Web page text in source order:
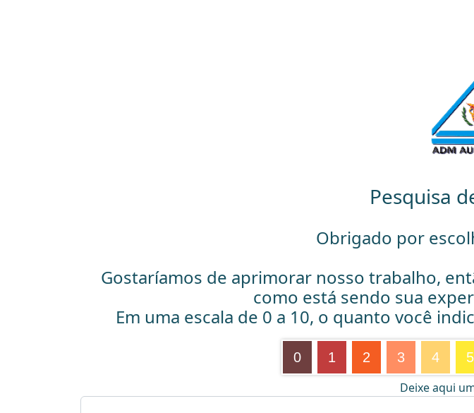
Pesquisa
Obrigado por
Gostaríamos de aprimorar nosso trabalho,
como está sendo sua
Em uma escala de 0 a 10, o quanto você
0 1 2 3 4 5
Deixe aqui